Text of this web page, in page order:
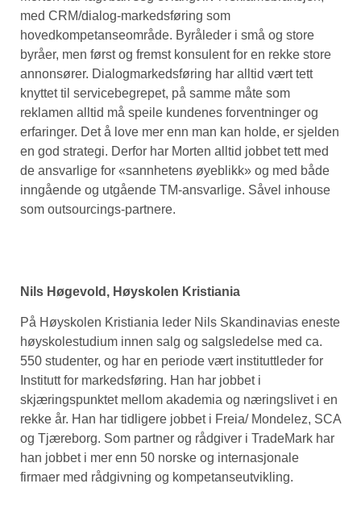
med CRM/dialog-markedsføring som
hovedkompetanseområde. Byråleder i små og store
byråer, men først og fremst konsulent for en rekke store
annonsører. Dialogmarkedsføring har alltid vært tett
knyttet til servicebegrepet, på samme måte som
reklamen alltid må speile kundenes forventninger og
erfaringer. Det å love mer enn man kan holde, er sjelden
en god strategi. Derfor har Morten alltid jobbet tett med
de ansvarlige for «sannhetens øyeblikk» og med både
inngående og utgående TM-ansvarlige. Såvel inhouse
som outsourcings-partnere.
Nils Høgevold, Høyskolen Kristiania
På Høyskolen Kristiania leder Nils Skandinavias eneste
høyskolestudium innen salg og salgsledelse med ca.
550 studenter, og har en periode vært instituttleder for
Institutt for markedsføring. Han har jobbet i
skjæringspunktet mellom akademia og næringslivet i en
rekke år. Han har tidligere jobbet i Freia/ Mondelez, SCA
og Tjæreborg. Som partner og rådgiver i TradeMark har
han jobbet i mer enn 50 norske og internasjonale
firmaer med rådgivning og kompetanseutvikling.